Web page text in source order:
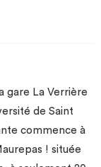
gare La Verrière
de Saint
commence à
! située